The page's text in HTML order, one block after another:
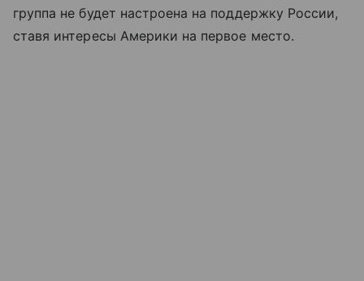
группа не будет настроена на поддержку России,
ставя интересы Америки на первое место.